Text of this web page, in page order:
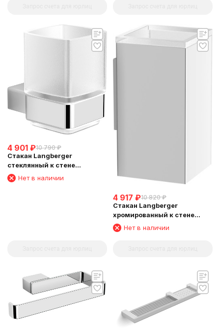
4 901 ₽10 790 ₽
Стакан Langberger
стеклянный к стене
квадратный 11311A
Нет в наличии
4 917 ₽10 820 ₽
Стакан Langberger
хромированный к стене
квадратный 30011A
Нет в наличии